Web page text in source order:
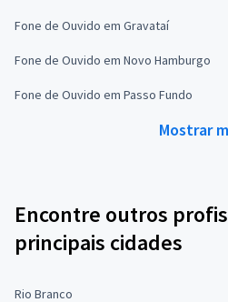
Fone de Ouvido em Gravataí
Fone de Ouvido em Novo Hamburgo
Fone de Ouvido em Passo Fundo
Mostrar
Encontre outros
principais cidades
Rio Branco